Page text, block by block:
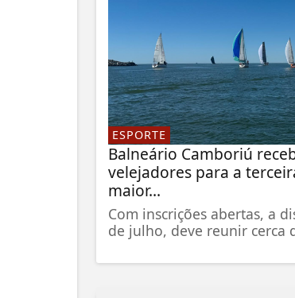
ESPORTE
Balneário Camboriú
velejadores para a
maior...
Com inscrições abertas, a
de julho, deve reunir cerca